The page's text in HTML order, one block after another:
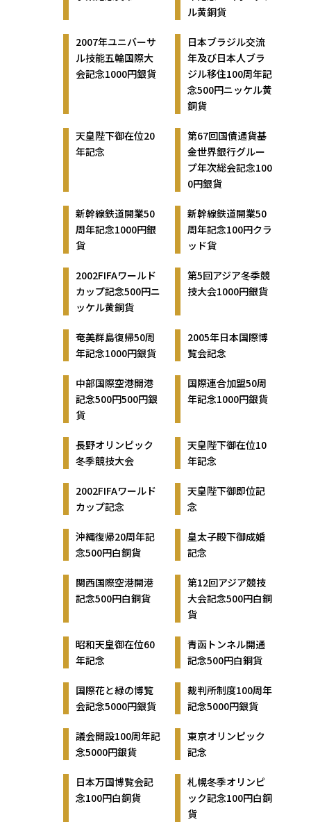
ル黄銅貨
2007年ユニバーサ
ル技能五輪国際大
会記念1000円銀貨
日本ブラジル交流
年及び日本人ブラ
ジル移住100周年記
念500円ニッケル黄
銅貨
天皇陛下御在位20
年記念
第67回国債通貨基
金世界銀行グルー
プ年次総会記念100
0円銀貨
新幹線鉄道開業50
周年記念1000円銀
貨
新幹線鉄道開業50
周年記念100円クラ
ッド貨
2002FIFAワールド
カップ記念500円ニ
ッケル黄銅貨
第5回アジア冬季競
技大会1000円銀貨
奄美群島復帰50周
年記念1000円銀貨
2005年日本国際博
覧会記念
中部国際空港開港
記念500円500円銀
貨
国際連合加盟50周
年記念1000円銀貨
長野オリンピック
冬季競技大会
天皇陛下御在位10
年記念
2002FIFAワールド
カップ記念
天皇陛下御即位記
念
沖縄復帰20周年記
念500円白銅貨
皇太子殿下御成婚
記念
関西国際空港開港
記念500円白銅貨
第12回アジア競技
大会記念500円白銅
貨
昭和天皇御在位60
年記念
青函トンネル開通
記念500円白銅貨
国際花と緑の博覧
会記念5000円銀貨
裁判所制度100周年
記念5000円銀貨
議会開設100周年記
念5000円銀貨
東京オリンピック
記念
日本万国博覧会記
念100円白銅貨
札幌冬季オリンピ
ック記念100円白銅
貨